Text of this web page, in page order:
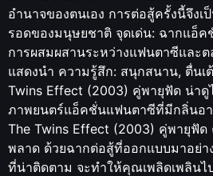
อำนาจของตนเอง การต่อสู้ครั้งนี้จึงเ
รอดของมนุษยชาติ จุดเด่น: ฉากแอ็
การผสมผสานระหว่างแฟนตาซีและ
แสดงนำ ความรู้สึก: สนุกสนาน, ตื่นเ
Twins Effect (2003) คู่พายุฟัด น่า
ภาพยนตร์แอ็คชั่นแฟนตาซีที่มีกลิ่นอา
The Twins Effect (2003) คู่พายุฟัด
พลาด ด้วยฉากต่อสู้ที่ออกแบบมาอย่า
ที่น่าติดตาม จะทำให้คุณเพลิดเพลินไ